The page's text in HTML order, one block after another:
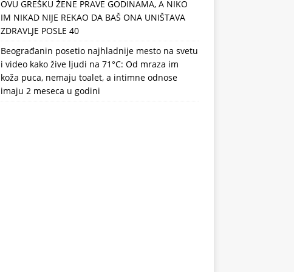
OVU GREŠKU ŽENE PRAVE GODINAMA, A NIKO
IM NIKAD NIJE REKAO DA BAŠ ONA UNIŠTAVA
ZDRAVLJE POSLE 40
Beograđanin posetio najhladnije mesto na svetu
i video kako žive ljudi na 71°C: Od mraza im
koža puca, nemaju toalet, a intimne odnose
imaju 2 meseca u godini